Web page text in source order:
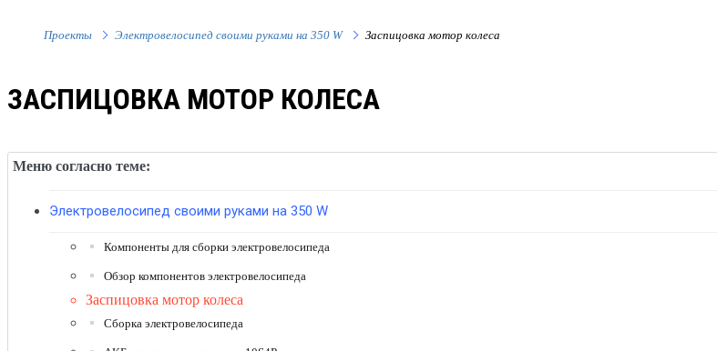
Проекты Электровелосипед своими руками на 350 W Заспицовка мотор колеса
ЗАСПИЦОВКА МОТОР КОЛЕСА
Меню согласно теме:
Электровелосипед своими руками на 350 W
Компоненты для сборки электровелосипеда
Обзор компонентов электровелосипеда
Заспицовка мотор колеса
Сборка электровелосипеда